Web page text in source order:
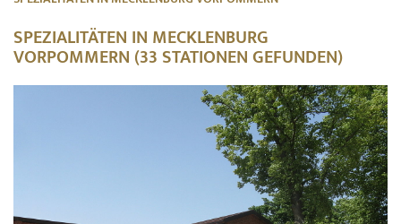
SPEZIALITÄTEN IN MECKLENBURG
VORPOMMERN (33 STATIONEN GEFUNDEN)